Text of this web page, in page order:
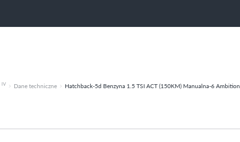
IV Dane techniczne Hatchback-5d Benzyna 1.5 TSI ACT (150KM) Manualna-6 Ambition